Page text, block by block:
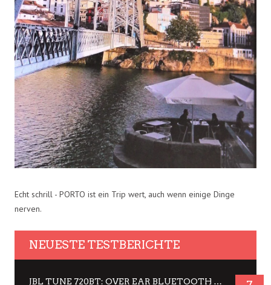
Echt schrill - PORTO ist ein Trip wert, auch wenn einige Dinge
nerven.
NEUESTE TESTBERICHTE
JBL TUNE 720BT: OVER EAR BLUETOOTH KOPFHÖRER UM DIE 50,-€ IM DAUER-TEST